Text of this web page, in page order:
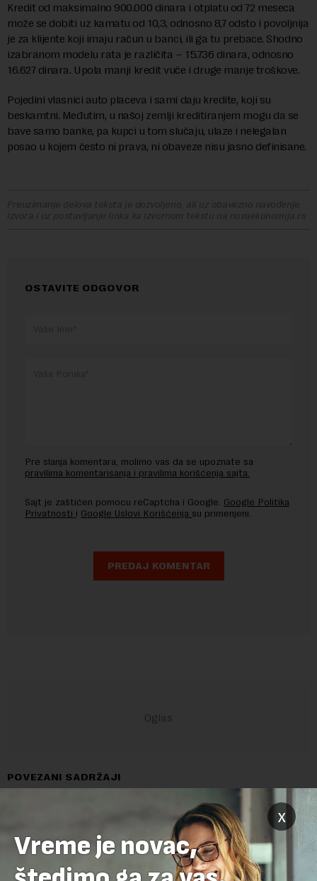
Kredit od maksimalno 900.000 dinara i otplatu od 72 meseca
može se dobiti uz kamatu od 10,3, odnosno 8,7 odsto i povoljnija
je za klijente koji imaju račun u banci, ili ga tu prebace. Shodno
izabranom modelu rata je različita – 15.736 dinara, odnosno
16.627 dinara. Upola manji kredit vuče i druge manje troškove.
Pojedini vlasnici auto placeva i sami daju kredite, koji su
beskamtni. Međutim, u našoj zemlji kreditiranjem mogu da se
bave samo banke, pa kupci u tom slučaju, ulaze i nelegalan
posao u kojem često ni prava, ni obaveze nisu jasno definisane.
Preuzimanje delova teksta je dozvoljeno, ali uz obavezno navođenje
izvora i uz postavljanje linka ka izvornom tekstu na novaekonomija.rs
OSTAVITE ODGOVOR
Pre slanja komentara, molimo vas da se upoznate sa
pravilima komentarisanja i pravilima korišćenja sajta.
Sajt je zaštićen pomocu reCaptcha i Google. Google Politika
Privatnosti i Google Uslovi Korišćenja su primenjeni.
POVEZANI SADRŽAJI
x
Vreme je novac,